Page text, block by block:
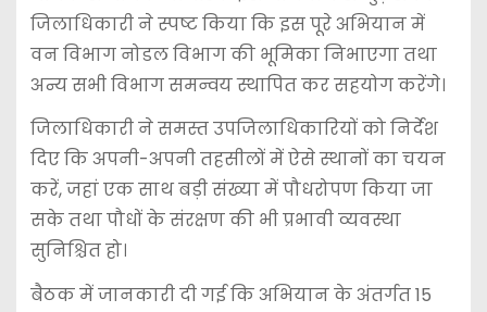
जिलाधिकारी ने स्पष्ट किया कि इस पूरे अभियान में
वन विभाग नोडल विभाग की भूमिका निभाएगा तथा
अन्य सभी विभाग समन्वय स्थापित कर सहयोग करेंगे।
जिलाधिकारी ने समस्त उपजिलाधिकारियों को निर्देश
दिए कि अपनी-अपनी तहसीलों में ऐसे स्थानों का चयन
करें, जहां एक साथ बड़ी संख्या में पौधरोपण किया जा
सके तथा पौधों के संरक्षण की भी प्रभावी व्यवस्था
सुनिश्चित हो।
बैठक में जानकारी दी गई कि अभियान के अंतर्गत 15